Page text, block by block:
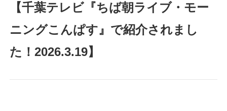
【千葉テレビ『ちば朝ライブ・モー
ニングこんぱす』で紹介されまし
た！2026.3.19】